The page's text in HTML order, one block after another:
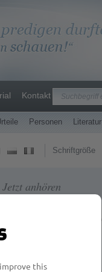
Personen Literatur
Kontakt
Schriftgröße
Jetzt anhören
this